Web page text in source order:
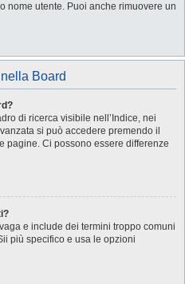
nome utente. Puoi anche rimuovere un
Board
di ricerca visibile nell’Indice, nei
si può accedere premendo il
pagine. Ci possono essere differenze
e include dei termini troppo comuni
più specifico e usa le opzioni